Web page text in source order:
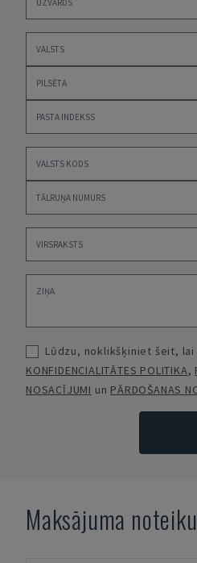
Lūdzu, noklikšķiniet šeit,
KONFIDENCIALITĀTES POLITIKA,
NOSACĪJUMI un PĀRDOŠANAS
Maksājuma